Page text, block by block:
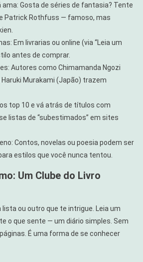
ama: Gosta de séries de fantasia? Tente
Patrick Rothfuss — famoso, mas
Em livrarias ou online (via “Leia um
antes de comprar.
Autores como Chimamanda Ngozi
Haruki Murakami (Japão) trazem
os top 10 e vá atrás de títulos com
listas de “subestimados” em sites
Contos, novelas ou poesia podem ser
estilos que você nunca tentou.
Um Clube do Livro
lista ou outro que te intrigue. Leia um
o que sente — um diário simples. Sem
É uma forma de se conhecer